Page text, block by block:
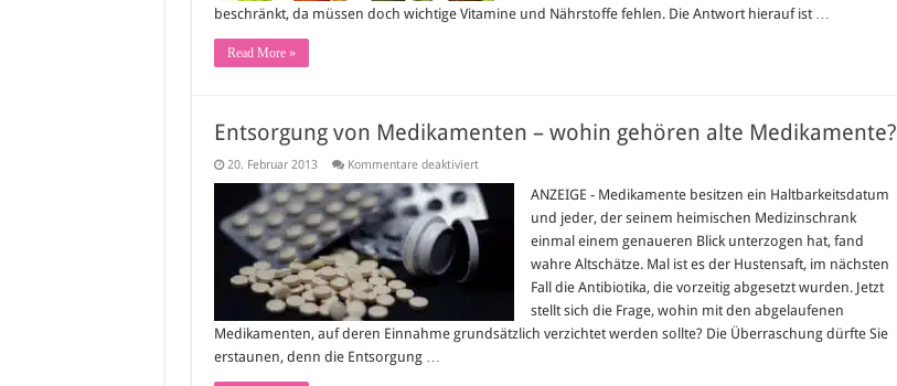
beschränkt, da müssen doch wichtige Vitamine und Nährstoffe fehlen. Die Antwort hierauf ist …
Read More »
Entsorgung von Medikamenten – wohin gehören alte Medikamente?
20. Februar 2013 Kommentare deaktiviertfür
von
Medikamenten
–
wohin
gehören
alte
Medikamente?
ANZEIGE - Medikamente besitzen ein Haltbarkeitsdatum
und jeder, der seinem heimischen Medizinschrank
einmal einem genaueren Blick unterzogen hat, fand
wahre Altschätze. Mal ist es der Hustensaft, im nächsten
Fall die Antibiotika, die vorzeitig abgesetzt wurden. Jetzt
stellt sich die Frage, wohin mit den abgelaufenen
Medikamenten, auf deren Einnahme grundsätzlich verzichtet werden sollte? Die Überraschung dürfte Sie
erstaunen, denn die Entsorgung …